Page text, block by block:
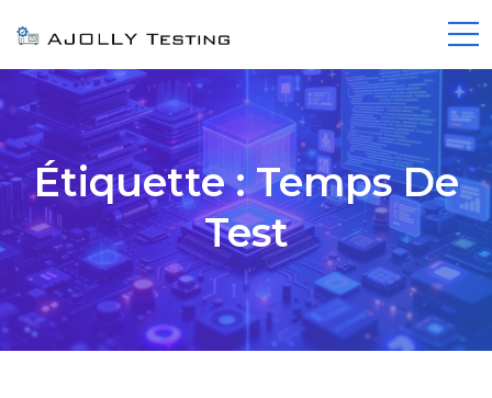
Étiquette :Temps De
Test